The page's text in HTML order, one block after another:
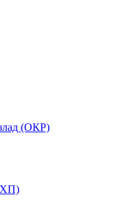
(ОКР)